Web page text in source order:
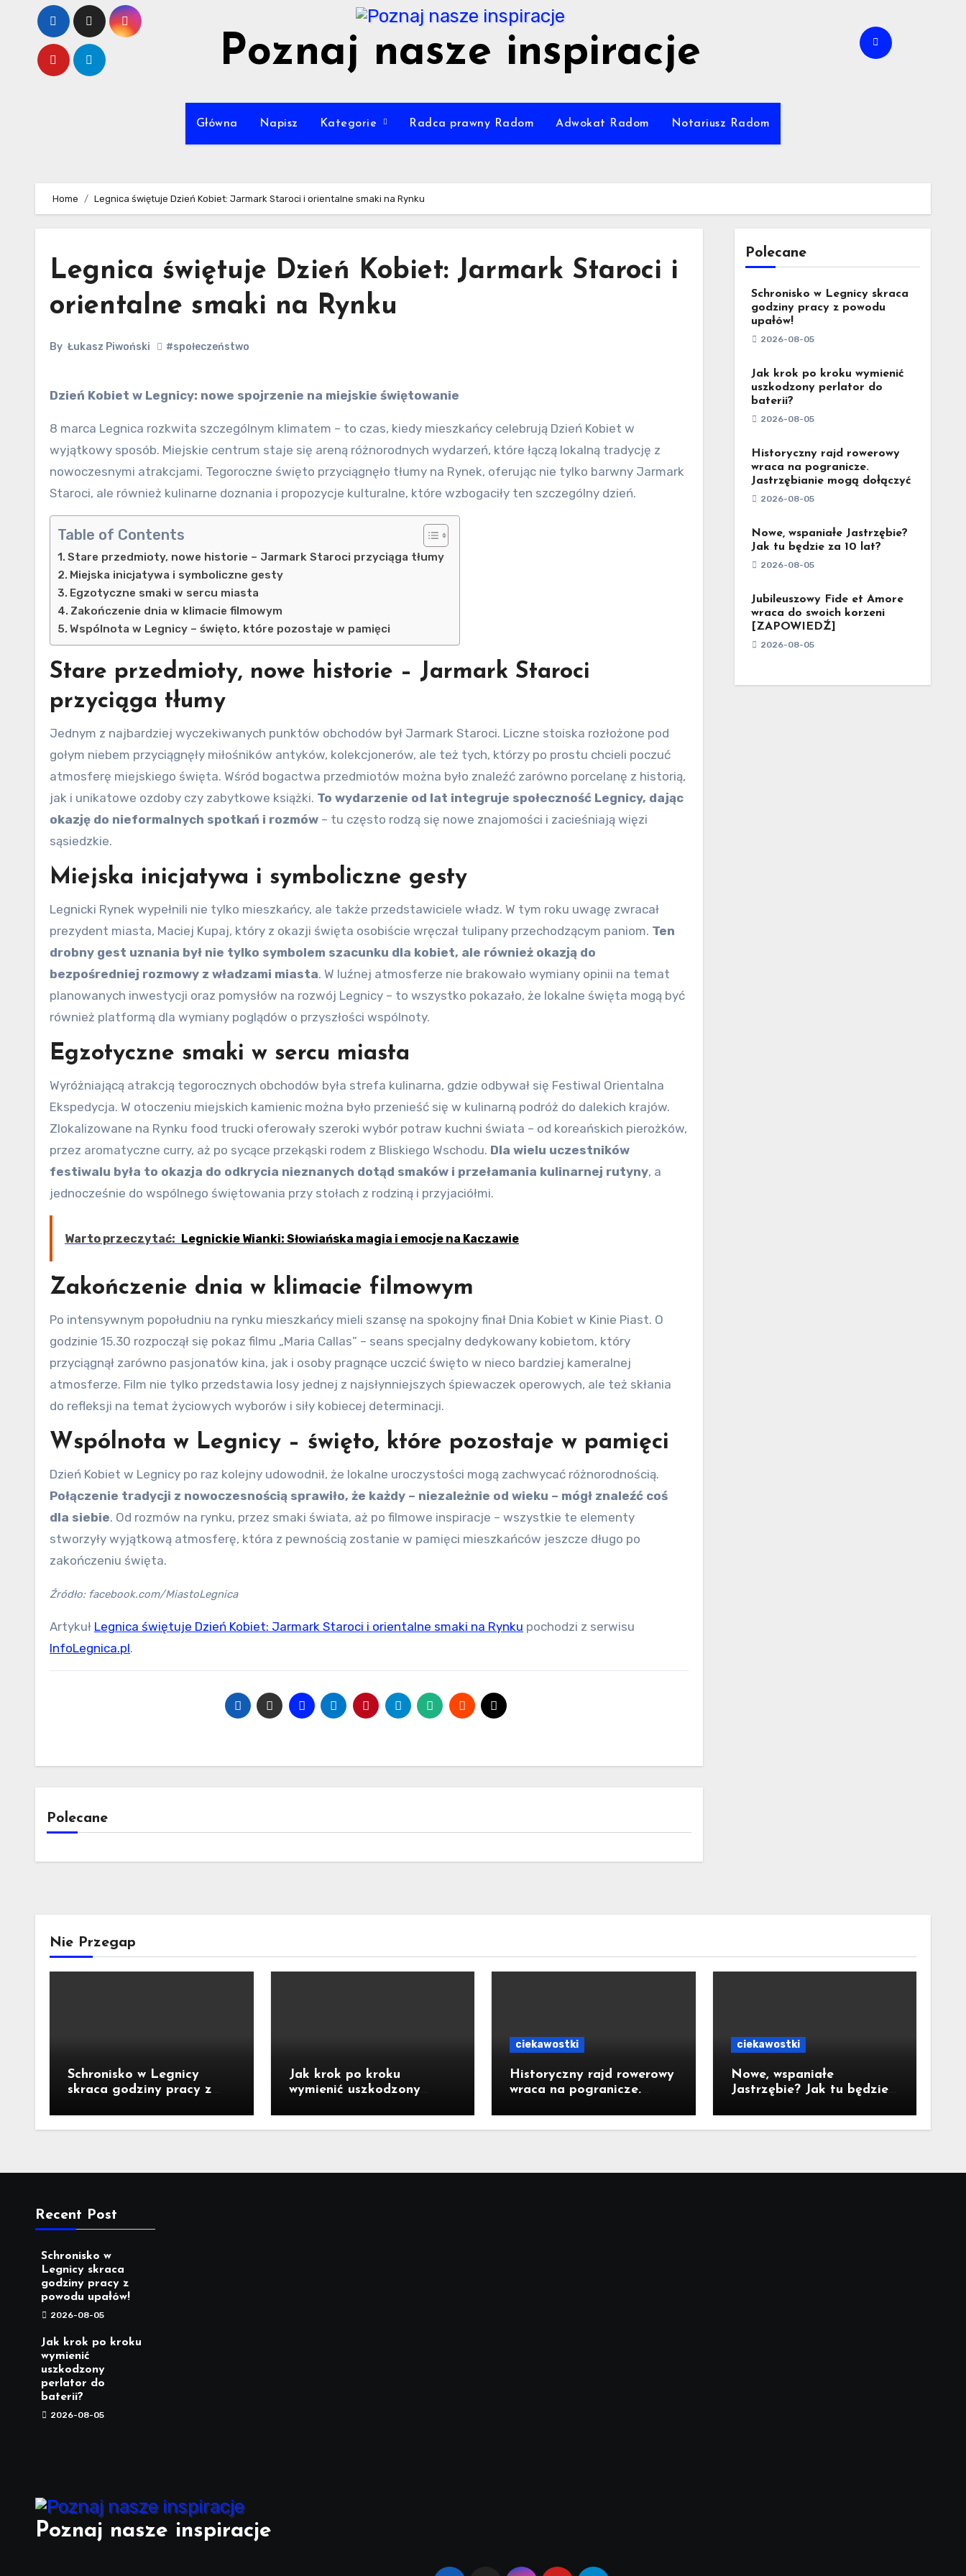
content
Poznaj nasze inspiracje
Główna Napisz Kategorie Radca prawny Radom Adwokat Radom Notariusz Radom
Home Legnica świętuje Dzień Kobiet: Jarmark Staroci i orientalne smaki na Rynku
Legnica świętuje Dzień Kobiet: Jarmark Staroci i
orientalne smaki na Rynku
By Łukasz Piwoński #społeczeństwo
Dzień Kobiet w Legnicy: nowe spojrzenie na miejskie świętowanie
8 marca Legnica rozkwita szczególnym klimatem – to czas, kiedy mieszkańcy celebrują Dzień Kobiet w
wyjątkowy sposób. Miejskie centrum staje się areną różnorodnych wydarzeń, które łączą lokalną tradycję z
nowoczesnymi atrakcjami. Tegoroczne święto przyciągnęło tłumy na Rynek, oferując nie tylko barwny Jarmark
Staroci, ale również kulinarne doznania i propozycje kulturalne, które wzbogaciły ten szczególny dzień.
Table of Contents
Stare przedmioty, nowe historie – Jarmark Staroci przyciąga tłumy
Miejska inicjatywa i symboliczne gesty
Egzotyczne smaki w sercu miasta
Zakończenie dnia w klimacie filmowym
Wspólnota w Legnicy – święto, które pozostaje w pamięci
Stare przedmioty, nowe historie – Jarmark Staroci
przyciąga tłumy
Jednym z najbardziej wyczekiwanych punktów obchodów był Jarmark Staroci. Liczne stoiska rozłożone pod
gołym niebem przyciągnęły miłośników antyków, kolekcjonerów, ale też tych, którzy po prostu chcieli poczuć
atmosferę miejskiego święta. Wśród bogactwa przedmiotów można było znaleźć zarówno porcelanę z historią,
jak i unikatowe ozdoby czy zabytkowe książki. To wydarzenie od lat integruje społeczność Legnicy, dając
okazję do nieformalnych spotkań i rozmów – tu często rodzą się nowe znajomości i zacieśniają więzi
sąsiedzkie.
Miejska inicjatywa i symboliczne gesty
Legnicki Rynek wypełnili nie tylko mieszkańcy, ale także przedstawiciele władz. W tym roku uwagę zwracał
prezydent miasta, Maciej Kupaj, który z okazji święta osobiście wręczał tulipany przechodzącym paniom. Ten
drobny gest uznania był nie tylko symbolem szacunku dla kobiet, ale również okazją do
bezpośredniej rozmowy z władzami miasta. W luźnej atmosferze nie brakowało wymiany opinii na temat
planowanych inwestycji oraz pomysłów na rozwój Legnicy – to wszystko pokazało, że lokalne święta mogą być
również platformą dla wymiany poglądów o przyszłości wspólnoty.
Egzotyczne smaki w sercu miasta
Wyróżniającą atrakcją tegorocznych obchodów była strefa kulinarna, gdzie odbywał się Festiwal Orientalna
Ekspedycja. W otoczeniu miejskich kamienic można było przenieść się w kulinarną podróż do dalekich krajów.
Zlokalizowane na Rynku food trucki oferowały szeroki wybór potraw kuchni świata – od koreańskich pierożków,
przez aromatyczne curry, aż po sycące przekąski rodem z Bliskiego Wschodu. Dla wielu uczestników
festiwalu była to okazja do odkrycia nieznanych dotąd smaków i przełamania kulinarnej rutyny, a
jednocześnie do wspólnego świętowania przy stołach z rodziną i przyjaciółmi.
Warto przeczytać: Legnickie Wianki: Słowiańska magia i emocje na Kaczawie
Zakończenie dnia w klimacie filmowym
Po intensywnym popołudniu na rynku mieszkańcy mieli szansę na spokojny finał Dnia Kobiet w Kinie Piast. O
godzinie 15.30 rozpoczął się pokaz filmu „Maria Callas” – seans specjalny dedykowany kobietom, który
przyciągnął zarówno pasjonatów kina, jak i osoby pragnące uczcić święto w nieco bardziej kameralnej
atmosferze. Film nie tylko przedstawia losy jednej z najsłynniejszych śpiewaczek operowych, ale też skłania
do refleksji na temat życiowych wyborów i siły kobiecej determinacji.
Wspólnota w Legnicy – święto, które pozostaje w pamięci
Dzień Kobiet w Legnicy po raz kolejny udowodnił, że lokalne uroczystości mogą zachwycać różnorodnością.
Połączenie tradycji z nowoczesnością sprawiło, że każdy – niezależnie od wieku – mógł znaleźć coś
dla siebie. Od rozmów na rynku, przez smaki świata, aż po filmowe inspiracje – wszystkie te elementy
stworzyły wyjątkową atmosferę, która z pewnością zostanie w pamięci mieszkańców jeszcze długo po
zakończeniu święta.
Źródło: facebook.com/MiastoLegnica
Artykuł Legnica świętuje Dzień Kobiet: Jarmark Staroci i orientalne smaki na Rynku pochodzi z serwisu
InfoLegnica.pl.
Polecane
Polecane
Schronisko w Legnicy skraca
godziny pracy z powodu
upałów!
2026-08-05
Jak krok po kroku wymienić
uszkodzony perlator do
baterii?
2026-08-05
Historyczny rajd rowerowy
wraca na pogranicze.
Jastrzębianie mogą dołączyć
2026-08-05
Nowe, wspaniałe Jastrzębie?
Jak tu będzie za 10 lat?
2026-08-05
Jubileuszowy Fide et Amore
wraca do swoich korzeni
[ZAPOWIEDŹ]
2026-08-05
Nie Przegap
Schronisko w Legnicy
skraca godziny pracy z
Jak krok po kroku
wymienić uszkodzony
ciekawostki
Historyczny rajd rowerowy
wraca na pogranicze.
dołączyć
ciekawostki
Nowe, wspaniałe
Jastrzębie? Jak tu będzie
Recent Post
Schronisko w
Legnicy skraca
godziny pracy z
powodu upałów!
2026-08-05
Jak krok po kroku
wymienić
uszkodzony
perlator do
baterii?
2026-08-05
Poznaj nasze inspiracje